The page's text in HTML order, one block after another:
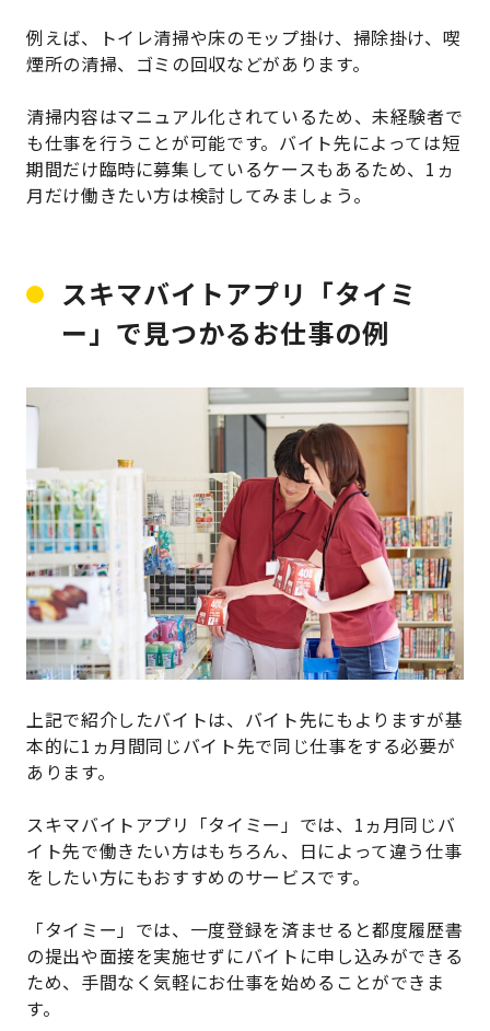
例えば、トイレ清掃や床のモップ掛け、掃除掛け、喫
煙所の清掃、ゴミの回収などがあります。
清掃内容はマニュアル化されているため、未経験者で
も仕事を行うことが可能です。バイト先によっては短
期間だけ臨時に募集しているケースもあるため、1ヵ
月だけ働きたい方は検討してみましょう。
スキマバイトアプリ「タイミ
ー」で見つかるお仕事の例
上記で紹介したバイトは、バイト先にもよりますが基
本的に1ヵ月間同じバイト先で同じ仕事をする必要が
あります。
スキマバイトアプリ「タイミー」では、1ヵ月同じバ
イト先で働きたい方はもちろん、日によって違う仕事
をしたい方にもおすすめのサービスです。
「タイミー」では、一度登録を済ませると都度履歴書
の提出や面接を実施せずにバイトに申し込みができる
ため、手間なく気軽にお仕事を始めることができま
す。